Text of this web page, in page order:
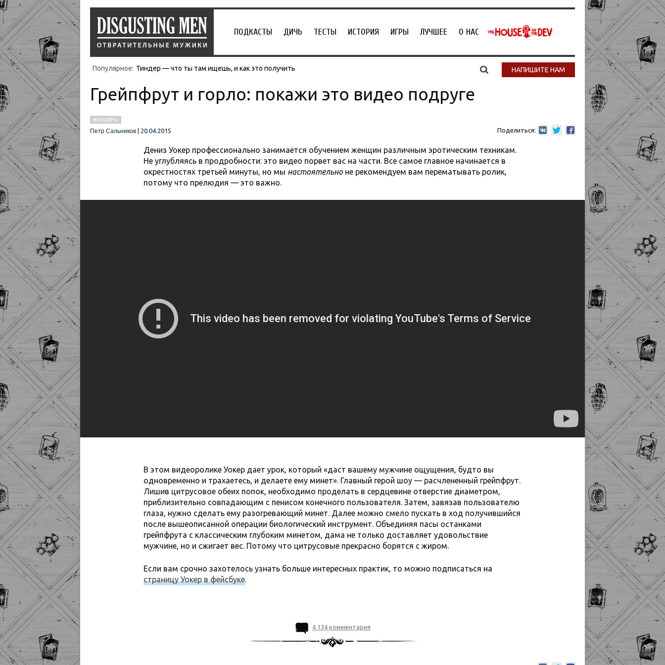
ПОДКАСТЫ ДИЧЬ ТЕСТЫ ИСТОРИЯ ИГРЫ ЛУЧШЕЕ О НАС
Популярное: Тиндер — что ты там ищешь, и как это получить НАПИШИТЕ НАМ
Грейпфрут и горло: покажи это видео подруге
ЖЕНЩИНЫ
Петр Сальников
20.04.2015 Поделиться:
Дениз Уокер профессионально занимается обучением женщин различным эротическим техникам.
Не углубляясь в продробности: это видео порвет вас на части. Все самое главное начинается в
окрестностях третьей минуты, но мы настоятельноне рекомендуем вам перематывать ролик,
потому что прелюдия — это важно.
В этом видеоролике Уокер дает урок, который «даст вашему мужчине ощущения, будто вы
одновременно и трахаетесь, и делаете ему минет». Главный герой шоу — расчлененный грейпфрут.
Лишив цитрусовое обеих попок, необходимо проделать в сердцевине отверстие диаметром,
приблизительно совпадающим с пенисом конечного пользователя. Затем, завязав пользователю
глаза, нужно сделать ему разогревающий минет. Далее можно смело пускать в ход получившийся
после вышеописанной операции биологический инструмент. Объединяя пасы останками
грейпфрута с классическим глубоким минетом, дама не только доставляет удовольствие
мужчине, но и сжигает вес. Потому что цитрусовые прекрасно борятся с жиром.
Если вам срочно захотелось узнать больше интересных практик, то можно подписаться на
страницу Уокер в фейсбуке.
4 134 комментария